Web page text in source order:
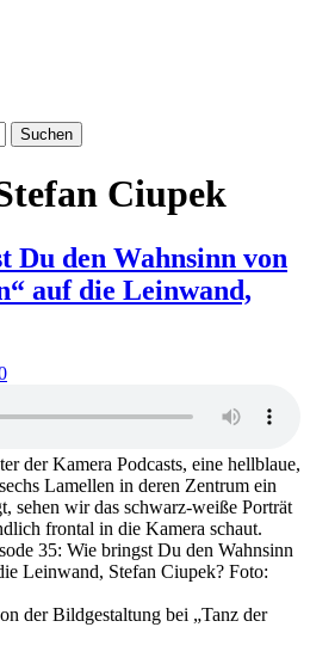
Ciupek
Du den Wahnsinn von
auf die Leinwand,
der Bildgestaltung bei „Tanz der